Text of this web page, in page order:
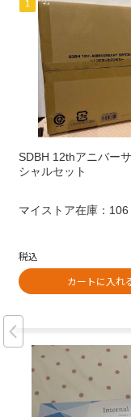
SDBH 12thアニバー
シャルセット
マイストア在庫： 106
税込
カートに入れ